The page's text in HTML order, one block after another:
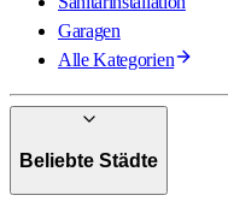
Garagen
Alle Kategorien
Beliebte Städte